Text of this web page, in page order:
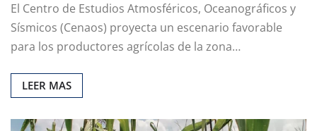
El Centro de Estudios Atmosféricos, Oceanográficos y
Sísmicos (Cenaos) proyecta un escenario favorable
para los productores agrícolas de la zona…
LEER MAS